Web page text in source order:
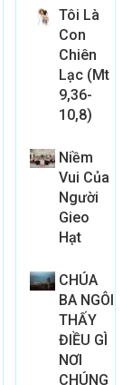
Tôi Là
Con
Chiên
Lạc (Mt
9,36-
10,8)
Niềm
Vui Của
Người
Gieo
Hạt
CHÚA
BA NGÔI
THẤY
ĐIỀU GÌ
NƠI
CHÚNG